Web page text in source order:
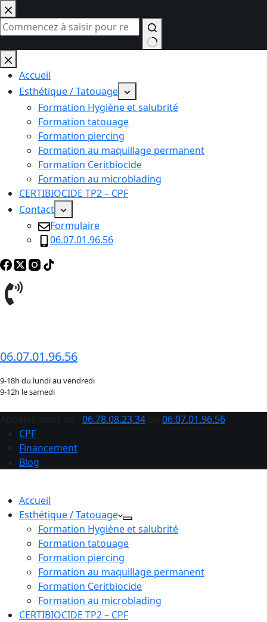
Passer
au
contenu
Aucun
résultatAccueil
Esthétique / Tatouage
Formation Hygiène et salubrité
Formation tatouage
Formation piercing
Formation au maquillage permanent
Formation Ceritbiocide
Formation au microblading
CERTIBIOCIDE TP2 – CPF
Contact
Formulaire
06.07.01.96.56
06.07.01.96.56
9-18h du lundi au vendredi
9-12h le samedi
06.78.08.23.34
06.07.01.96.56
CPF
Financement
Blog
Accueil
Esthétique / Tatouage
Formation Hygiène et salubrité
Formation tatouage
Formation piercing
Formation au maquillage permanent
Formation Ceritbiocide
Formation au microblading
CERTIBIOCIDE TP2 – CPF